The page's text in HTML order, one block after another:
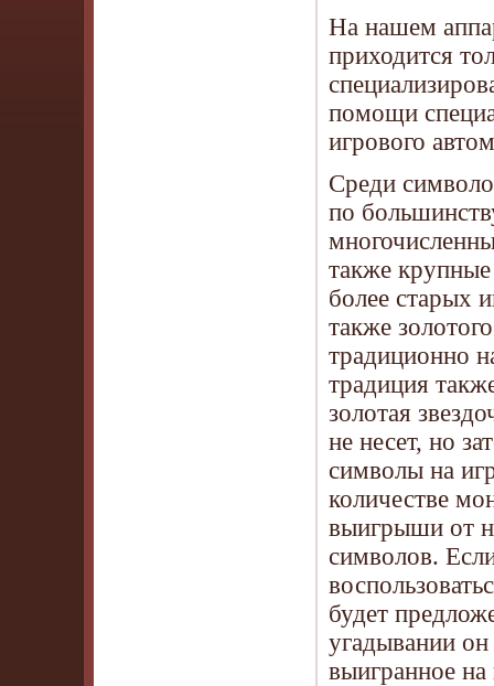
На нашем
приходится
помощи
игрового
Среди
по
также крупные
более старых
также
традиционно
традиция
золотая
не несет, но
символы на
количестве
выигрыши от
символов.
будет
угадывании
выигранное